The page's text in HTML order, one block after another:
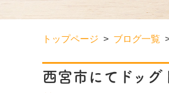
トップページ ブログ一覧
西宮市にてドッグ